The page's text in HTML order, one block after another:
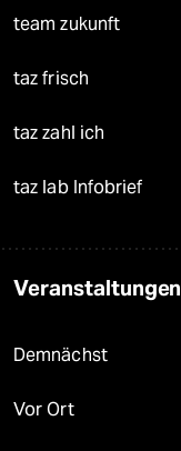
team zukunft
taz frisch
taz zahl ich
taz lab Infobrief
Veranstaltungen
Demnächst
Vor Ort